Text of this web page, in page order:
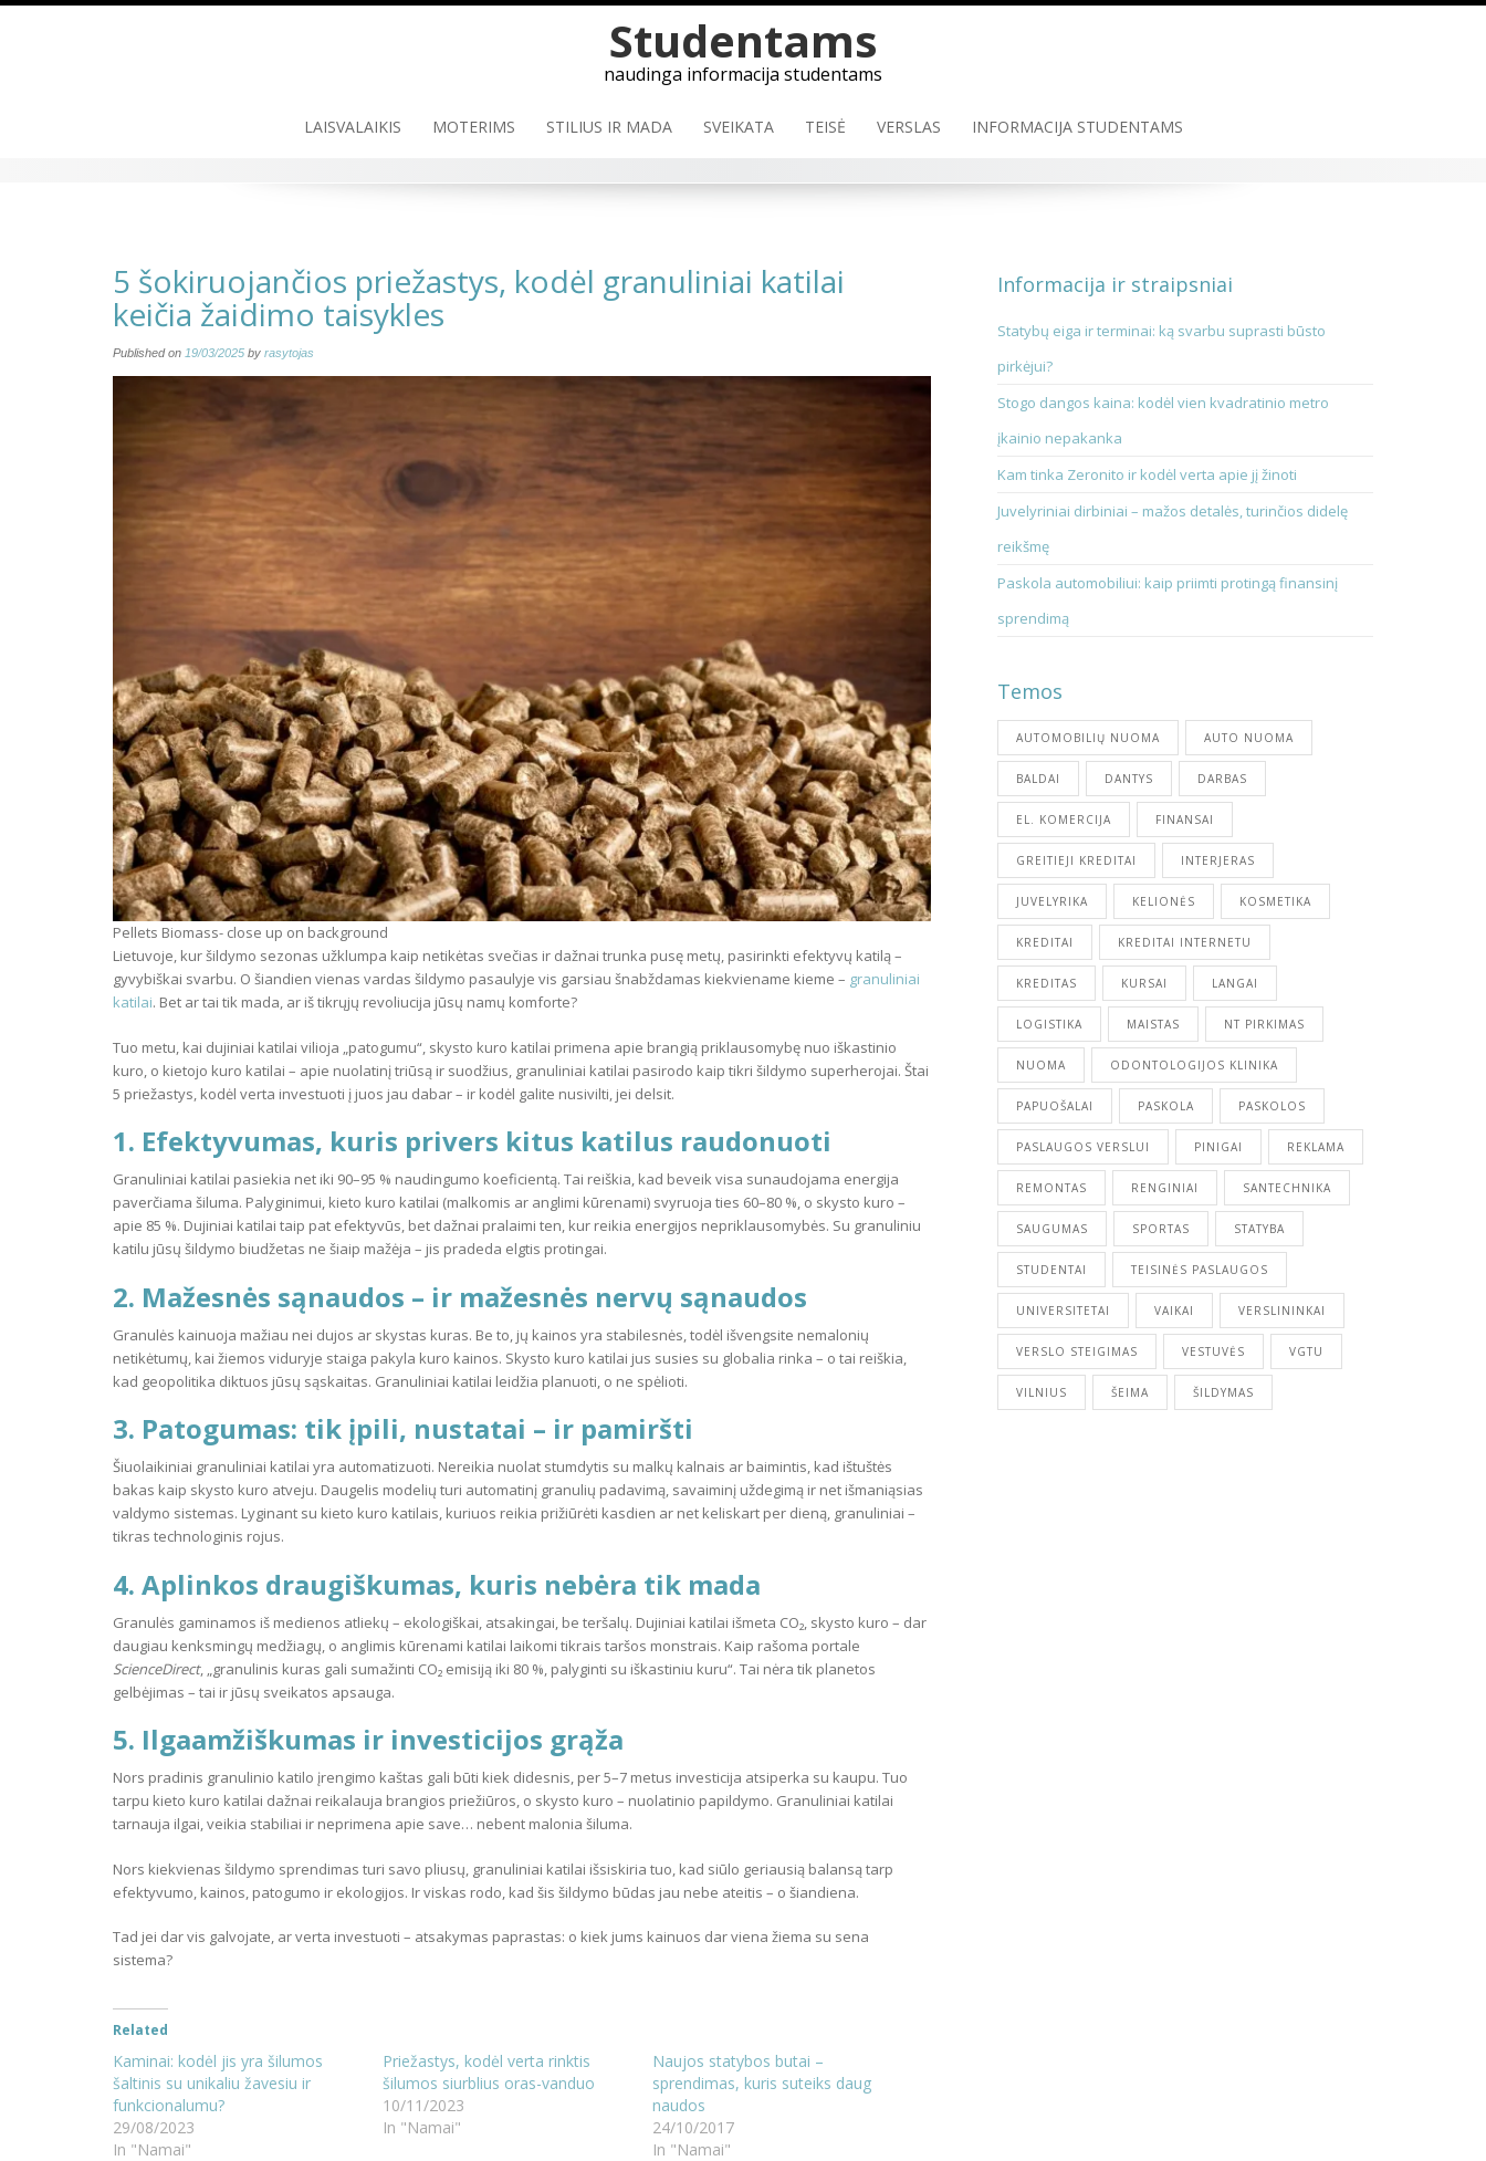
Studentams
naudinga informacija studentams
LAISVALAIKIS MOTERIMS STILIUS IR MADA SVEIKATA TEISĖ VERSLAS INFORMACIJA STUDENTAMS
5 šokiruojančios priežastys, kodėl granuliniai katilai
keičia žaidimo taisykles
Published on 19/03/2025 by rasytojas
Pellets Biomass- close up on background
Lietuvoje, kur šildymo sezonas užklumpa kaip netikėtas svečias ir dažnai trunka pusę metų, pasirinkti efektyvų katilą –
gyvybiškai svarbu. O šiandien vienas vardas šildymo pasaulyje vis garsiau šnabždamas kiekviename kieme – granuliniai
katilai. Bet ar tai tik mada, ar iš tikrųjų revoliucija jūsų namų komforte?
Tuo metu, kai dujiniai katilai vilioja „patogumu“, skysto kuro katilai primena apie brangią priklausomybę nuo iškastinio
kuro, o kietojo kuro katilai – apie nuolatinį triūsą ir suodžius, granuliniai katilai pasirodo kaip tikri šildymo superherojai. Štai
5 priežastys, kodėl verta investuoti į juos jau dabar – ir kodėl galite nusivilti, jei delsit.
1. Efektyvumas, kuris privers kitus katilus raudonuoti
Granuliniai katilai pasiekia net iki 90–95 % naudingumo koeficientą. Tai reiškia, kad beveik visa sunaudojama energija
paverčiama šiluma. Palyginimui, kieto kuro katilai (malkomis ar anglimi kūrenami) svyruoja ties 60–80 %, o skysto kuro –
apie 85 %. Dujiniai katilai taip pat efektyvūs, bet dažnai pralaimi ten, kur reikia energijos nepriklausomybės. Su granuliniu
katilu jūsų šildymo biudžetas ne šiaip mažėja – jis pradeda elgtis protingai.
2. Mažesnės sąnaudos – ir mažesnės nervų sąnaudos
Granulės kainuoja mažiau nei dujos ar skystas kuras. Be to, jų kainos yra stabilesnės, todėl išvengsite nemalonių
netikėtumų, kai žiemos viduryje staiga pakyla kuro kainos. Skysto kuro katilai jus susies su globalia rinka – o tai reiškia,
kad geopolitika diktuos jūsų sąskaitas. Granuliniai katilai leidžia planuoti, o ne spėlioti.
3. Patogumas: tik įpili, nustatai – ir pamiršti
Šiuolaikiniai granuliniai katilai yra automatizuoti. Nereikia nuolat stumdytis su malkų kalnais ar baimintis, kad ištuštės
bakas kaip skysto kuro atveju. Daugelis modelių turi automatinį granulių padavimą, savaiminį uždegimą ir net išmaniąsias
valdymo sistemas. Lyginant su kieto kuro katilais, kuriuos reikia prižiūrėti kasdien ar net keliskart per dieną, granuliniai –
tikras technologinis rojus.
4. Aplinkos draugiškumas, kuris nebėra tik mada
Granulės gaminamos iš medienos atliekų – ekologiškai, atsakingai, be teršalų. Dujiniai katilai išmeta CO₂, skysto kuro – dar
daugiau kenksmingų medžiagų, o anglimis kūrenami katilai laikomi tikrais taršos monstrais. Kaip rašoma portale
ScienceDirect, „granulinis kuras gali sumažinti CO₂ emisiją iki 80 %, palyginti su iškastiniu kuru“. Tai nėra tik planetos
gelbėjimas – tai ir jūsų sveikatos apsauga.
5. Ilgaamžiškumas ir investicijos grąža
Nors pradinis granulinio katilo įrengimo kaštas gali būti kiek didesnis, per 5–7 metus investicija atsiperka su kaupu. Tuo
tarpu kieto kuro katilai dažnai reikalauja brangios priežiūros, o skysto kuro – nuolatinio papildymo. Granuliniai katilai
tarnauja ilgai, veikia stabiliai ir neprimena apie save… nebent malonia šiluma.
Nors kiekvienas šildymo sprendimas turi savo pliusų, granuliniai katilai išsiskiria tuo, kad siūlo geriausią balansą tarp
efektyvumo, kainos, patogumo ir ekologijos. Ir viskas rodo, kad šis šildymo būdas jau nebe ateitis – o šiandiena.
Tad jei dar vis galvojate, ar verta investuoti – atsakymas paprastas: o kiek jums kainuos dar viena žiema su sena
sistema?
Related
Kaminai: kodėl jis yra šilumos
šaltinis su unikaliu žavesiu ir
funkcionalumu?
29/08/2023
In "Namai"
Priežastys, kodėl verta rinktis
šilumos siurblius oras-vanduo
10/11/2023
In "Namai"
Naujos statybos butai –
sprendimas, kuris suteiks daug
naudos
24/10/2017
In "Namai"
Informacija ir straipsniai
Statybų eiga ir terminai: ką svarbu suprasti būsto
pirkėjui?
Stogo dangos kaina: kodėl vien kvadratinio metro
įkainio nepakanka
Kam tinka Zeronito ir kodėl verta apie jį žinoti
Juvelyriniai dirbiniai – mažos detalės, turinčios didelę
reikšmę
Paskola automobiliui: kaip priimti protingą finansinį
sprendimą
Temos
AUTOMOBILIŲ NUOMA AUTO NUOMA
BALDAI DANTYS DARBAS
EL. KOMERCIJA FINANSAI
GREITIEJI KREDITAI INTERJERAS
JUVELYRIKA KELIONĖS KOSMETIKA
KREDITAI KREDITAI INTERNETU
KREDITAS KURSAI LANGAI
LOGISTIKA MAISTAS NT PIRKIMAS
NUOMA ODONTOLOGIJOS KLINIKA
PAPUOŠALAI PASKOLA PASKOLOS
PASLAUGOS VERSLUI PINIGAI REKLAMA
REMONTAS RENGINIAI SANTECHNIKA
SAUGUMAS SPORTAS STATYBA
STUDENTAI TEISINĖS PASLAUGOS
UNIVERSITETAI VAIKAI VERSLININKAI
VERSLO STEIGIMAS VESTUVĖS VGTU
VILNIUS ŠEIMA ŠILDYMAS